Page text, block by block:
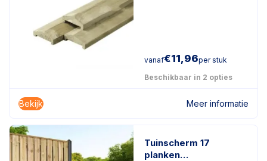
vanaf€11,96per stuk
Beschikbaar in 2 opties
Bekijk Meer informatie
Tuinscherm 17
planken